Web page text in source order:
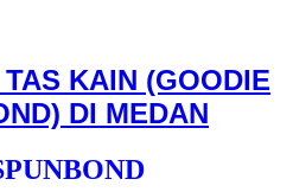
KAIN (GOODIE
DI MEDAN